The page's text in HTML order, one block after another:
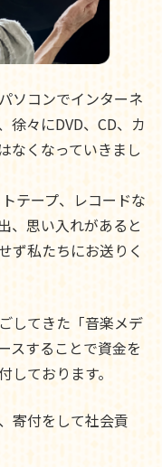
ソコンでインターネ
徐々にDVD、CD、カ
なくなっていきまし
テープ、レコードな
、思い入れがあると
ず私たちにお送りく
してきた「音楽メデ
スすることで資金を
ております。
寄付をして社会貢